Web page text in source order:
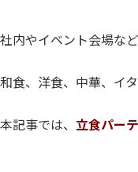
社内やイベント会場な
和食、洋食、中華、イ
本記事では、 立食パー